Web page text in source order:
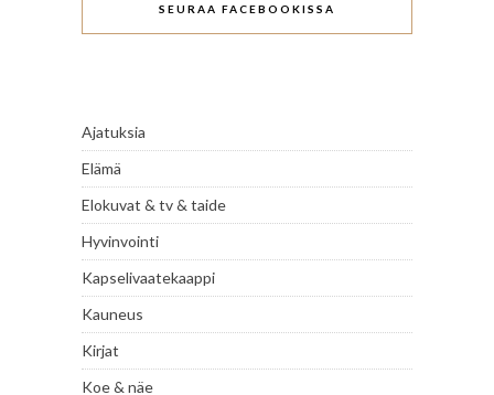
SEURAA FACEBOOKISSA
Ajatuksia
Elämä
Elokuvat & tv & taide
Hyvinvointi
Kapselivaatekaappi
Kauneus
Kirjat
Koe & näe